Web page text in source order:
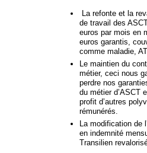
La refonte et la
de travail des
euros par mois en
euros garantis,
comme maladie,
Le maintien du
métier, ceci nous
perdre nos
du métier d’ASCT
profit d’autres
rémunérés.
La modification de
en indemnité
Transilien